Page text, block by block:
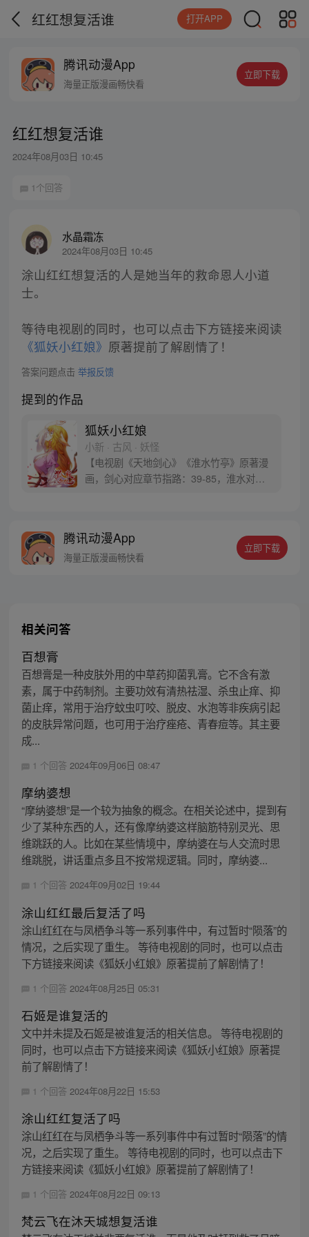
红红想复活谁 打开APP
腾讯动漫App
海量正版漫画畅快看
立即下载
红红想复活谁
2024年08月03日 10:45
1个回答
水晶霜冻
2024年08月03日 10:45
涂山红红想复活的人是她当年的救命恩人小道
士。
等待电视剧的同时，也可以点击下方链接来阅读
《狐妖小红娘》 原著提前了解剧情了！
答案问题点击 举报反馈
提到的作品
狐妖小红娘
小新 · 古风 · 妖怪
【电视剧《天地剑心》《淮水竹亭》原著漫
画，剑心对应章节指路：39-85，淮水对应
腾讯动漫App
海量正版漫画畅快看
立即下载
相关问答
百想膏
百想膏是一种皮肤外用的中草药抑菌乳膏。它不含有激
素，属于中药制剂。主要功效有清热祛湿、杀虫止痒、抑
菌止痒，常用于治疗蚊虫叮咬、脱皮、水泡等非疾病引起
的皮肤异常问题，也可用于治疗痤疮、青春痘等。其主要
成...
1 个回答 2024年09月06日 08:47
摩纳婆想
“摩纳婆想”是一个较为抽象的概念。在相关论述中，提到有
少了某种东西的人，还有像摩纳婆这样脑筋特别灵光、思
维跳跃的人。比如在某些情境中，摩纳婆在与人交流时思
维跳脱，讲话重点多且不按常规逻辑。同时，摩纳婆...
1 个回答 2024年09月02日 19:44
涂山红红最后复活了吗
涂山红红在与凤栖争斗等一系列事件中，有过暂时“陨落”的
情况，之后实现了重生。 等待电视剧的同时，也可以点击
下方链接来阅读《狐妖小红娘》原著提前了解剧情了！
1 个回答 2024年08月25日 05:31
石姬是谁复活的
文中并未提及石姬是被谁复活的相关信息。 等待电视剧的
同时，也可以点击下方链接来阅读《狐妖小红娘》原著提
前了解剧情了！
1 个回答 2024年08月22日 15:53
涂山红红复活了吗
涂山红红在与凤栖争斗等一系列事件中有过暂时“陨落”的情
况，之后实现了重生。 等待电视剧的同时，也可以点击下
方链接来阅读《狐妖小红娘》原著提前了解剧情了！
1 个回答 2024年08月22日 09:13
梵云飞在沐天城想复活谁